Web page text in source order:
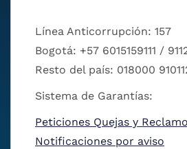
Línea Anticorrupción: 157
Bogotá: +57 6015159111 /
Resto del país: 018000
Sistema de Garantías:
Peticiones Quejas y
Notificaciones por aviso